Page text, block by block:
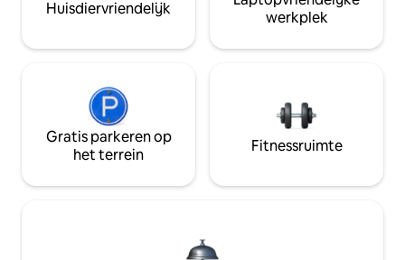
Huisdiervriendelijk
werkplek
Gratis parkeren op
het terrein
Fitnessruimte